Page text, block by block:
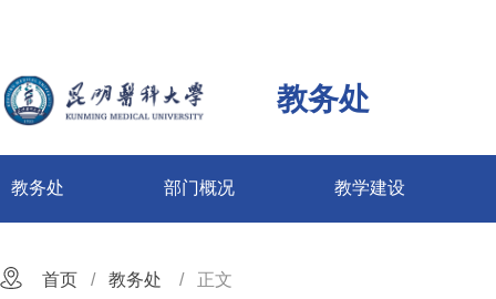
教务处
教务处 部门概况 教学建设
首页 教务处 正文